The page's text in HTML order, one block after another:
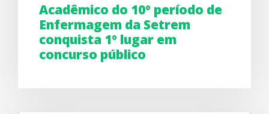
Acadêmico do 10º período de
Enfermagem da Setrem
conquista 1º lugar em
concurso público